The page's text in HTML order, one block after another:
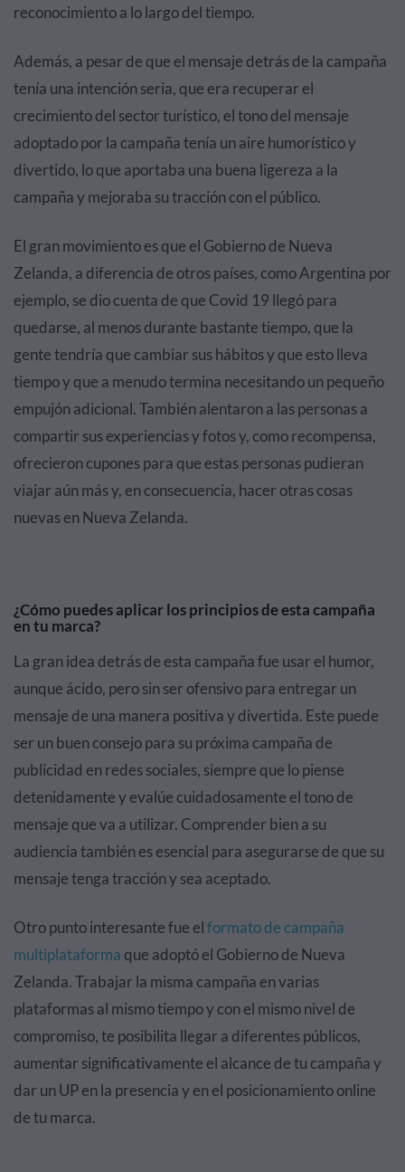
reconocimiento a lo largo del tiempo.
Además, a pesar de que el mensaje detrás de la campaña
tenía una intención seria, que era recuperar el
crecimiento del sector turístico, el tono del mensaje
adoptado por la campaña tenía un aire humorístico y
divertido, lo que aportaba una buena ligereza a la
campaña y mejoraba su tracción con el público.
El gran movimiento es que el Gobierno de Nueva
Zelanda, a diferencia de otros países, como Argentina por
ejemplo, se dio cuenta de que Covid 19 llegó para
quedarse, al menos durante bastante tiempo, que la
gente tendría que cambiar sus hábitos y que esto lleva
tiempo y que a menudo termina necesitando un pequeño
empujón adicional. También alentaron a las personas a
compartir sus experiencias y fotos y, como recompensa,
ofrecieron cupones para que estas personas pudieran
viajar aún más y, en consecuencia, hacer otras cosas
nuevas en Nueva Zelanda.
¿Cómo puedes aplicar los principios de esta campaña
en tu marca?
La gran idea detrás de esta campaña fue usar el humor,
aunque ácido, pero sin ser ofensivo para entregar un
mensaje de una manera positiva y divertida. Este puede
ser un buen consejo para su próxima campaña de
publicidad en redes sociales, siempre que lo piense
detenidamente y evalúe cuidadosamente el tono de
mensaje que va a utilizar. Comprender bien a su
audiencia también es esencial para asegurarse de que su
mensaje tenga tracción y sea aceptado.
Otro punto interesante fue elformato de campaña
multiplataforma que adoptó el Gobierno de Nueva
Zelanda. Trabajar la misma campaña en varias
plataformas al mismo tiempo y con el mismo nivel de
compromiso, te posibilita llegar a diferentes públicos,
aumentar significativamente el alcance de tu campaña y
dar un UP en la presencia y en el posicionamiento online
de tu marca.